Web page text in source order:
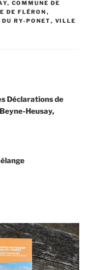
, COMMUNE DE
DE FLÉRON ,
RY-PONET, VILLE
Déclarations de
Heusay,